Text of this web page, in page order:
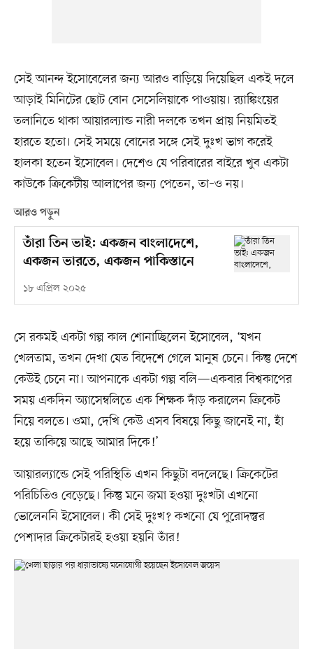
সেই আনন্দ ইসোবেলের জন্য আরও বাড়িয়ে দিয়েছিল একই দলে
আড়াই মিনিটের ছোট বোন সেসেলিয়াকে পাওয়ায়। র‍্যাঙ্কিংয়ের
তলানিতে থাকা আয়ারল্যান্ড নারী দলকে তখন প্রায় নিয়মিতই
হারতে হতো। সেই সময়ে বোনের সঙ্গে সেই দুঃখ ভাগ করেই
হালকা হতেন ইসোবেল। দেশেও যে পরিবারের বাইরে খুব একটা
কাউকে ক্রিকেটীয় আলাপের জন্য পেতেন, তা–ও নয়।
আরও পড়ুন
তাঁরা তিন ভাই: একজন বাংলাদেশে,
একজন ভারতে, একজন পাকিস্তানে
১৮ এপ্রিল ২০২৫
সে রকমই একটা গল্প কাল শোনাচ্ছিলেন ইসোবেল, ‘যখন
খেলতাম, তখন দেখা যেত বিদেশে গেলে মানুষ চেনে। কিন্তু দেশে
কেউই চেনে না। আপনাকে একটা গল্প বলি—একবার বিশ্বকাপের
সময় একদিন অ্যাসেম্বলিতে এক শিক্ষক দাঁড় করালেন ক্রিকেট
নিয়ে বলতে। ওমা, দেখি কেউ এসব বিষয়ে কিছু জানেই না, হাঁ
হয়ে তাকিয়ে আছে আমার দিকে!’
আয়ারল্যান্ডে সেই পরিস্থিতি এখন কিছুটা বদলেছে। ক্রিকেটের
পরিচিতিও বেড়েছে। কিন্তু মনে জমা হওয়া দুঃখটা এখনো
ভোলেননি ইসোবেল। কী সেই দুঃখ? কখনো যে পুরোদস্তুর
পেশাদার ক্রিকেটারই হওয়া হয়নি তাঁর!